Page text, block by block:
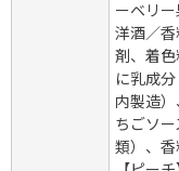
ーベリー
洋酒／
剤、着
に乳成
内製造
ちごソ
類）、香